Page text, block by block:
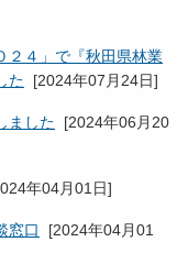
２４」で『秋田県林業
た [2024年07月24日]
ました [2024年06月20
年04月01日]
窓口 [2024年04月01